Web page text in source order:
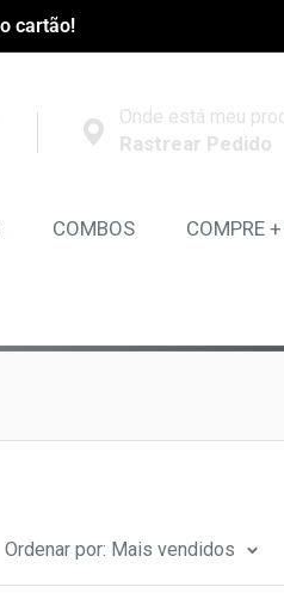
cartão!
Onde está meu
Rastrear Pedido
COMBOS COMPRE
Ordenar por: Mais vendidos